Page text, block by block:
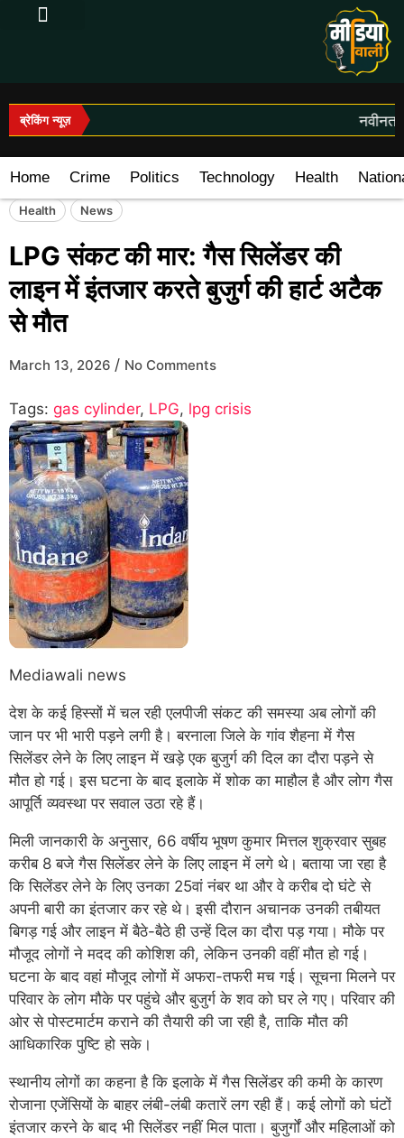
ब्रेकिंग न्यूज़
Home Crime Politics Technology Health
Health News
LPG संकट की मार: गैस सिलेंडर की
लाइन में इंतजार करते बुजुर्ग की हार्ट अटैक
से मौत
March 13, 2026 / No Comments
Tags: gas cylinder, LPG, lpg crisis
Mediawali news
देश के कई हिस्सों में चल रही एलपीजी संकट की समस्या अब लोगों की
जान पर भी भारी पड़ने लगी है। बरनाला जिले के गांव शैहना में गैस
सिलेंडर लेने के लिए लाइन में खड़े एक बुजुर्ग की दिल का दौरा पड़ने से
मौत हो गई। इस घटना के बाद इलाके में शोक का माहौल है और लोग गैस
आपूर्ति व्यवस्था पर सवाल उठा रहे हैं।
मिली जानकारी के अनुसार, 66 वर्षीय भूषण कुमार मित्तल शुक्रवार सुबह
करीब 8 बजे गैस सिलेंडर लेने के लिए लाइन में लगे थे। बताया जा रहा है
कि सिलेंडर लेने के लिए उनका 25वां नंबर था और वे करीब दो घंटे से
अपनी बारी का इंतजार कर रहे थे। इसी दौरान अचानक उनकी तबीयत
बिगड़ गई और लाइन में बैठे-बैठे ही उन्हें दिल का दौरा पड़ गया। मौके पर
मौजूद लोगों ने मदद की कोशिश की, लेकिन उनकी वहीं मौत हो गई।
घटना के बाद वहां मौजूद लोगों में अफरा-तफरी मच गई। सूचना मिलने पर
परिवार के लोग मौके पर पहुंचे और बुजुर्ग के शव को घर ले गए। परिवार की
ओर से पोस्टमार्टम कराने की तैयारी की जा रही है, ताकि मौत की
आधिकारिक पुष्टि हो सके।
स्थानीय लोगों का कहना है कि इलाके में गैस सिलेंडर की कमी के कारण
रोजाना एजेंसियों के बाहर लंबी-लंबी कतारें लग रही हैं। कई लोगों को घंटों
इंतजार करने के बाद भी सिलेंडर नहीं मिल पाता। बुजुर्गों और महिलाओं को